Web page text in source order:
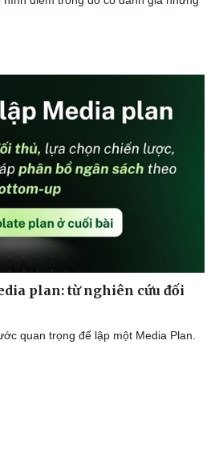
plan: từ nghiên cứu đối
quan trọng để lập một Media Plan.